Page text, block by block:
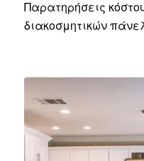
Παρατηρήσεις
διακοσμητικών